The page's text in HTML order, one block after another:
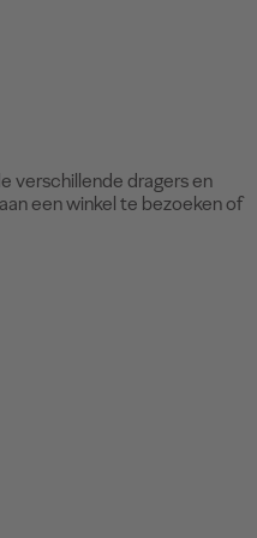
verschillende dragers en
een winkel te bezoeken of